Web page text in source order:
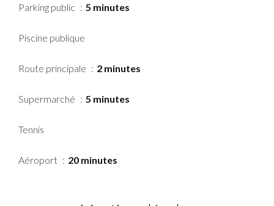
Parking public 5 minutes
Piscine publique
Route principale 2 minutes
Supermarché 5 minutes
Tennis
Aéroport 20 minutes